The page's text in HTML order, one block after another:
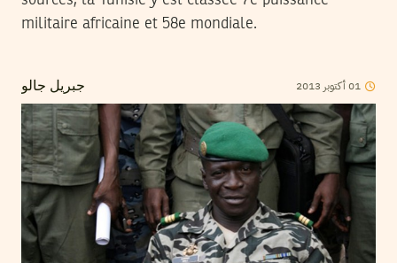
militaire africaine et 58e mondiale.
جبريل جالو 01أكتوبر 2013